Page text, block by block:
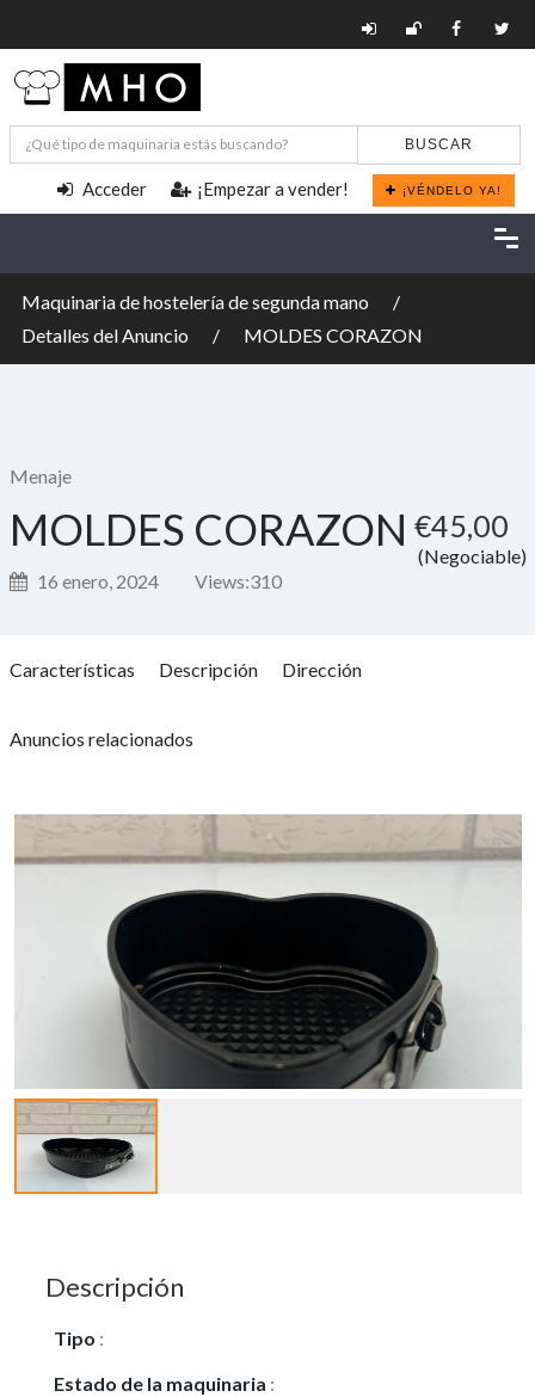
BUSCAR
Acceder ¡Empezar a vender! ¡VÉNDELO YA!
Maquinaria de hostelería de segunda mano
Detalles del Anuncio
MOLDES CORAZON
Menaje
MOLDES CORAZON
16 enero, 2024 Views:310
€45,00
(Negociable)
Características Descripción Dirección
Anuncios relacionados
Descripción
Tipo :
Estado de la maquinaria :